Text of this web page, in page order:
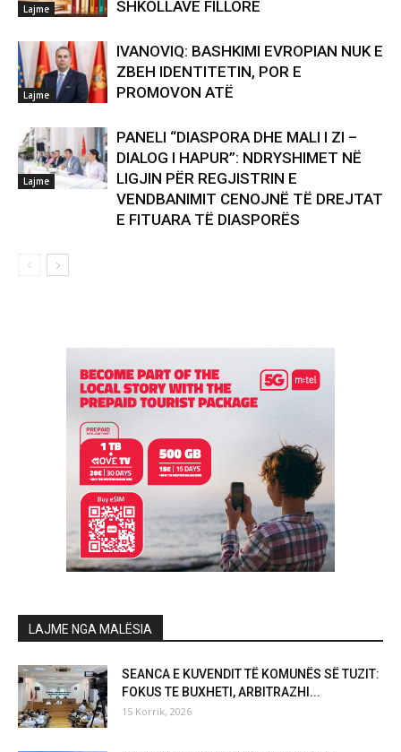
Lajme
SHKOLLAVE FILLORE
Lajme
IVANOVIQ: BASHKIMI EVROPIAN NUK E
ZBEH IDENTITETIN, POR E
PROMOVON ATË
Lajme
PANELI “DIASPORA DHE MALI I ZI –
DIALOG I HAPUR”: NDRYSHIMET NË
LIGJIN PËR REGJISTRIN E
VENDBANIMIT CENOJNË TË DREJTAT
E FITUARA TË DIASPORËS
LAJME NGA MALËSIA
SEANCA E KUVENDIT TË KOMUNËS SË TUZIT:
FOKUS TE BUXHETI, ARBITRAZHI...
15 Korrik, 2026